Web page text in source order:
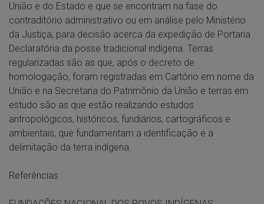
União e do Estado e que se encontram na fase do
contraditório administrativo ou em análise pelo Ministério
da Justiça, para decisão acerca da expedição de Portaria
Declaratória da posse tradicional indígena. Terras
regularizadas são as que, após o decreto de
homologação, foram registradas em Cartório em nome da
União e na Secretaria do Patrimônio da União e terras em
estudo são as que estão realizando estudos
antropológicos, históricos, fundiários, cartográficos e
ambientais, que fundamentam a identificação e a
delimitação da terra indígena.
Referências